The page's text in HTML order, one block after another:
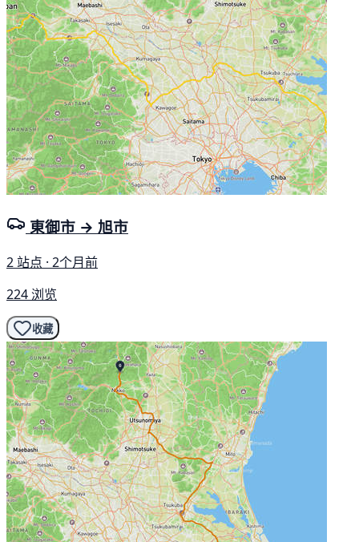
東御市 → 旭市
2 站点 · 2个月前
224 浏览
收藏